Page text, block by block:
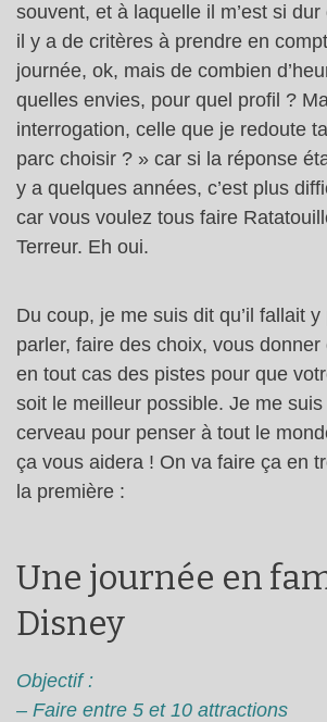
souvent, et à laquelle il m’est si
il y a de critères à prendre en
journée, ok, mais de combien
quelles envies, pour quel profil ?
interrogation, celle que je redoute
parc choisir ? » car si la réponse
y a quelques années, c’est plus
car vous voulez tous faire
Terreur. Eh oui.
Du coup, je me suis dit qu’il fallait y
parler, faire des choix, vous donner
en tout cas des pistes pour que
soit le meilleur possible. Je me
cerveau pour penser à tout le
ça vous aidera ! On va faire ça en
la première :
Une journée en
Disney
Objectif :
– Faire entre 5 et 10 attractions